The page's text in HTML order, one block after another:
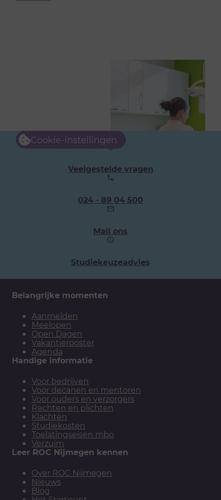
favoriet
Cookie-instellingen
Veelgestelde vragen
Ons
telefoonnummer:
024 - 89 04 500
Mail ons
Studiekeuzeadvies
Belangrijke momenten
Aanmelden
Meelopen
Open Dagen
Vakantierooster
Agenda
Handige informatie
Voor bedrijven
Voor decanen en mentoren
Voor ouders en verzorgers
Rechten en plichten
Klachten
Studiekosten
Toelatingseisen mbo
Verzuim
Leer ROC Nijmegen kennen
Over ROC Nijmegen
Nieuws
Blog